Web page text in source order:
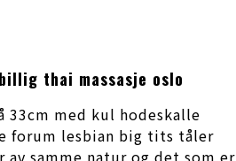
thai massasje oslo
33cm med kul hodeskalle
forum lesbian big tits tåler
samme natur og det som er